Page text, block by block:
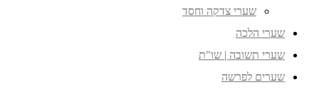
שערי צדקה וחסד
שערי הלכה
שערי תשובה | שו"ת
שערים לפרשה